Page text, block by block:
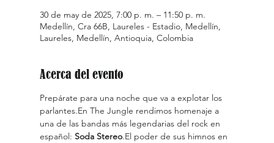
30 de may de 2025, 7:00 p. m. – 11:50 p. m.
Medellín, Cra 66B, Laureles - Estadio, Medellín,
Laureles, Medellín, Antioquia, Colombia
Acerca del evento
Prepárate para una noche que va a explotar los
parlantes.En The Jungle rendimos homenaje a
una de las bandas más legendarias del rock en
español: Soda Stereo.El poder de sus himnos en